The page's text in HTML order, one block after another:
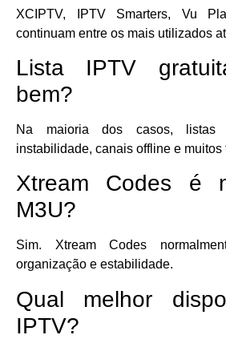
XCIPTV, IPTV Smarters, Vu
continuam entre os mais utilizados
Lista IPTV
bem?
Na maioria dos casos, listas
instabilidade, canais offline e muitos
Xtream Codes é
M3U?
Sim. Xtream Codes
organização e estabilidade.
Qual melhor
IPTV?